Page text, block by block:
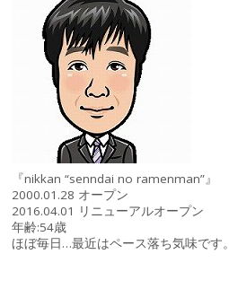
『nikkan “senndai no ramenman”』
2000.01.28 オープン
2016.04.01 リニューアルオープン
年齢:54歳
ほぼ毎日…最近はペース落ち気味です。